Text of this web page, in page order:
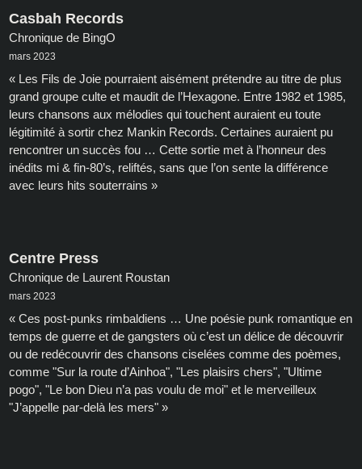
Casbah Records
Chronique de BingO
mars 2023
« Les Fils de Joie pourraient aisément prétendre au titre de plus
grand groupe culte et maudit de l’Hexagone. Entre 1982 et 1985,
leurs chansons aux mélodies qui touchent auraient eu toute
légitimité à sortir chez Mankin Records. Certaines auraient pu
rencontrer un succès fou … Cette sortie met à l’honneur des
inédits mi & fin-80’s, reliftés, sans que l’on sente la différence
avec leurs hits souterrains »
Centre Press
Chronique de Laurent Roustan
mars 2023
« Ces post-punks rimbaldiens … Une poésie punk romantique en
temps de guerre et de gangsters où c’est un délice de découvrir
ou de redécouvrir des chansons ciselées comme des poèmes,
comme "Sur la route d’Ainhoa", "Les plaisirs chers", "Ultime
pogo", "Le bon Dieu n’a pas voulu de moi" et le merveilleux
"J’appelle par-delà les mers" »